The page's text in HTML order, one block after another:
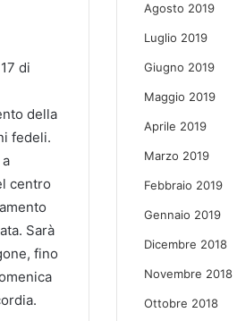
di
della
fedeli.
centro
Sarà
fino
Agosto 2019
Luglio 2019
Giugno 2019
Maggio 2019
Aprile 2019
Marzo 2019
Febbraio 2019
Gennaio 2019
Dicembre 2018
Novembre 2018
Ottobre 2018